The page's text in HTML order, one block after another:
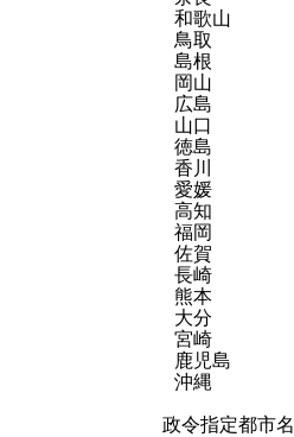
和歌山
鳥取
島根
岡山
広島
山口
徳島
香川
愛媛
高知
福岡
佐賀
長崎
熊本
大分
宮崎
鹿児島
沖縄
政令指定都市